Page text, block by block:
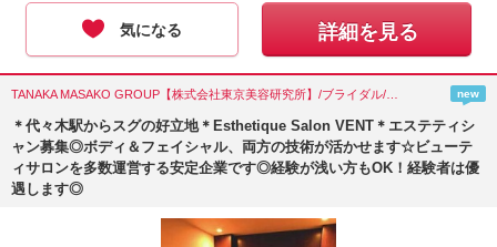
気になる 詳細を見る
new
＊代々木駅からスグの好立地＊Esthetique Salon VENT＊エステティシ
ャン募集◎ボディ＆フェイシャル、両方の技術が活かせます☆ビューテ
ィサロンを多数運営する安定企業です◎経験が浅い方もOK！経験者は優
遇します◎